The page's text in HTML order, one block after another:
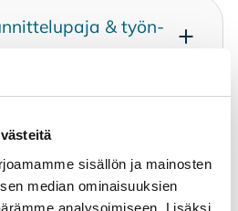
sisällön ja mainosten
median ominaisuuksien
analysoimiseen. Lisäksi
& työn­
Ro­maa­nin lu­ke­mi­
työs­tö (7 op­pi­